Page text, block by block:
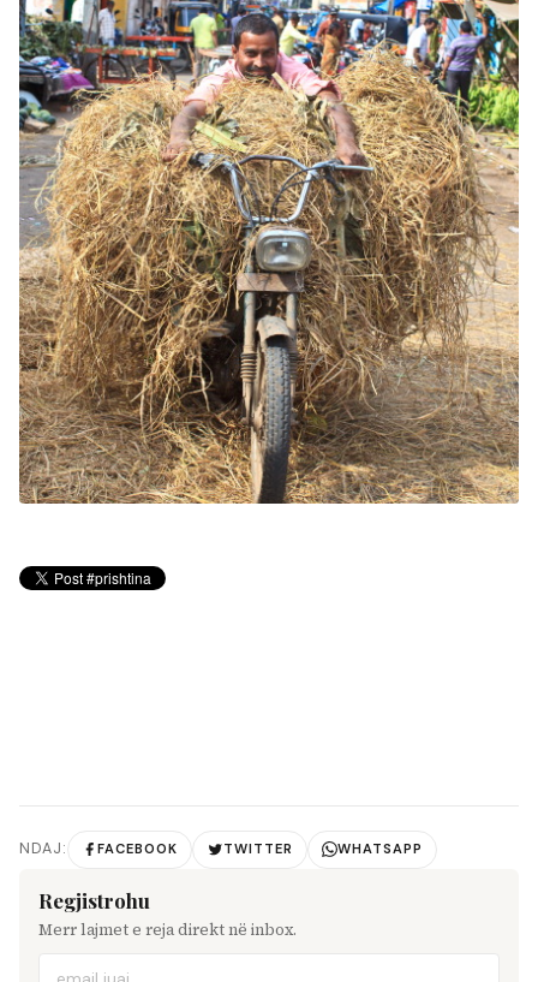
NDAJ: FACEBOOK TWITTER WHATSAPP
Regjistrohu
Merr lajmet e reja direkt në inbox.